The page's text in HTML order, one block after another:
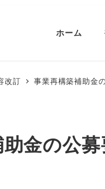
ホーム
改訂 事業再構築補助金
金の公